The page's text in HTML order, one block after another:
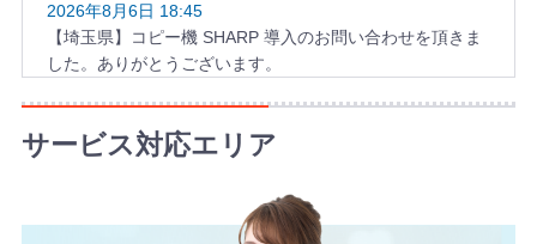
2026年8月6日 18:45
【埼玉県】コピー機 SHARP 導入のお問い合わせを頂きま
した。ありがとうございます。
2026年8月6日 17:57
【千葉県】複合機 KYOCERA 導入のお問い合わせを頂きま
した。ありがとうございます。
【神奈川県】複合機 TOSHIBA 導入のお問い合わせを頂き
サービス対応エリア